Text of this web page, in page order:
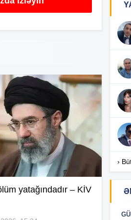
yatağındadır – KİV
›